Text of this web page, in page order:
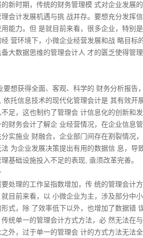
新时期，传统的财务管理模 式对企业发展
会计发展机遇与挑 战并存。要想充分发挥
能力。但 是就目前来看，很多企业，特
营环境下，小微企业经营发展和战 略目
大数据思维的管理会计人 才的匮乏使得管
想获得全面、客观、科学的 财务分析报告
托信息技术的现代化管理会计是 其有效
足，这也制约了管理会 计信息化的创新和
财务会计了解企 业经营情况，在企业信息
实施业 财融合，企业部门间存在割裂情况
为企业发展决策提出有用的数据信 息，
基础设施投入不足的表现, 亟须改革完善。
处理的工作呈指数增加，传 统的管理会计
目前来看，以 小微企业为主，涉及部分中
式，除 了效率低下以外，也增加了数据错
统单一的管理会计方式方法，必 然无法在
外，过于单一的管理会 计的方式方法无法